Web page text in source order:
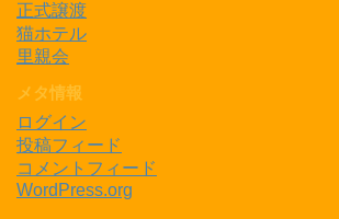
正式譲渡
猫ホテル
里親会
メタ情報
ログイン
投稿フィード
コメントフィード
WordPress.org